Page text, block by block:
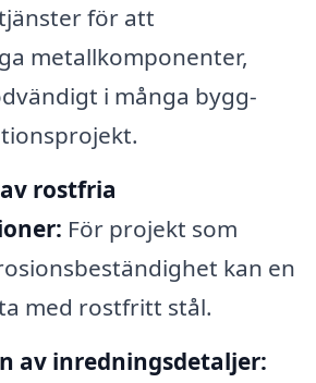
för att
metallkomponenter,
i många bygg-
rostfria
För projekt som
kan en
med rostfritt stål.
av inredningsdetaljer: